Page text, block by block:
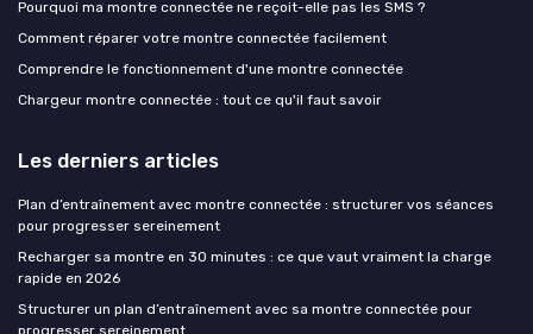
Pourquoi ma montre connectée ne reçoit-elle pas les SMS ?
Comment réparer votre montre connectée facilement
Comprendre le fonctionnement d'une montre connectée
Chargeur montre connectée : tout ce qu'il faut savoir
Les derniers articles
Plan d’entraînement avec montre connectée : structurer vos séances
pour progresser sereinement
Recharger sa montre en 30 minutes : ce que vaut vraiment la charge
rapide en 2026
Structurer un plan d’entraînement avec sa montre connectée pour
progresser sereinement